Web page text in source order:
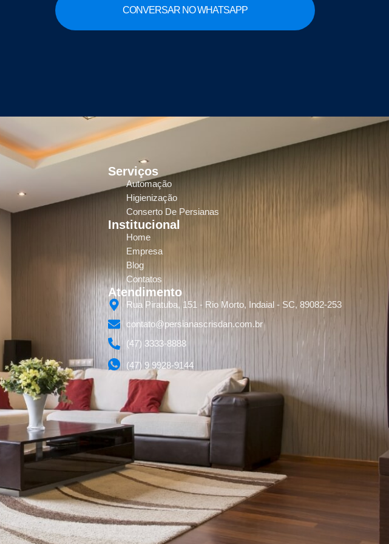
CONVERSAR NO WHATSAPP
Serviços
Automação
Higienização
Conserto De Persianas
Institucional
Home
Empresa
Blog
Contatos
Atendimento
Rua Piratuba, 151 - Rio Morto, Indaial - SC, 89082-253
contato@persianascrisdan.com.br
(47) 3333-8888
(47) 9 9928-9144